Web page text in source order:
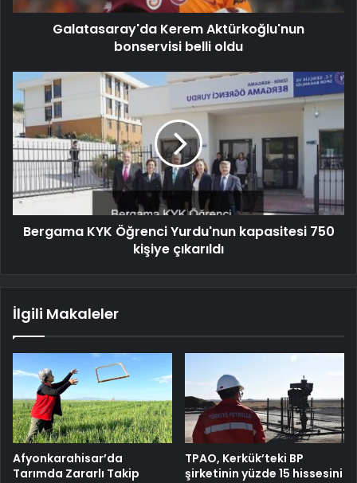
Galatasaray'da Kerem Aktürkoğlu'nun
bonservisi belli oldu
Bergama KYK Öğrenci Yurdu'nun kapasitesi 750
kişiye çıkarıldı
İlgili Makaleler
Afyonkarahisar’da
Tarımda Zararlı Takip
TPAO, Kerkük’teki BP
şirketinin yüzde 15 hissesini